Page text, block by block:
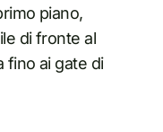
piano,
di fronte al
fino ai gate di